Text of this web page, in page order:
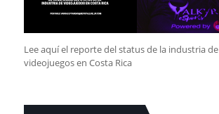
Lee aquí el reporte del status de la industria de
videojuegos en Costa Rica